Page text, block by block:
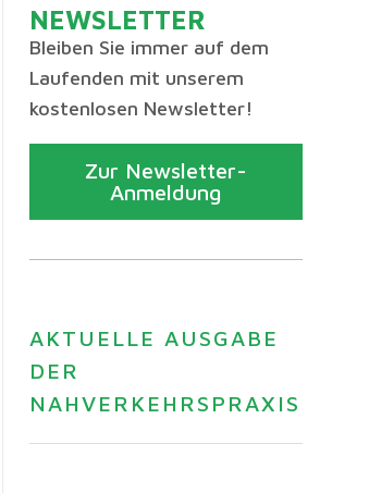
NEWSLETTER
Bleiben Sie immer auf dem
Laufenden mit unserem
kostenlosen Newsletter!
Zur Newsletter-
Anmeldung
AKTUELLE AUSGABE
DER
NAHVERKEHRSPRAXIS